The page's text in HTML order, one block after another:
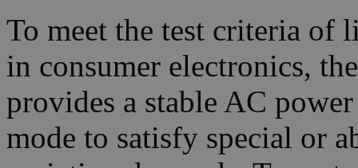
To meet the test criteria of
in consumer electronics,
provides a stable AC
mode to satisfy special or